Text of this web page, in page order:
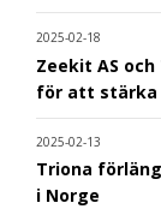
2025-02-18
Zeekit AS
för att stärka
2025-02-13
Triona
i Norge